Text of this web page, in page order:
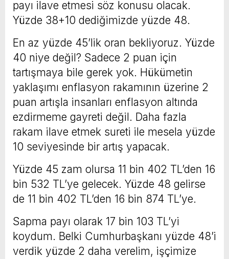
payı ilave etmesi söz konusu olacak.
Yüzde 38+10 dediğimizde yüzde 48.
En az yüzde 45’lik oran bekliyoruz. Yüzde
40 niye değil? Sadece 2 puan için
tartışmaya bile gerek yok. Hükümetin
yaklaşımı enflasyon rakamının üzerine 2
puan artışla insanları enflasyon altında
ezdirmeme gayreti değil. Daha fazla
rakam ilave etmek sureti ile mesela yüzde
10 seviyesinde bir artış yapacak.
Yüzde 45 zam olursa 11 bin 402 TL’den 16
bin 532 TL’ye gelecek. Yüzde 48 gelirse
de 11 bin 402 TL’den 16 bin 874 TL’ye.
Sapma payı olarak 17 bin 103 TL’yi
koydum. Belki Cumhurbaşkanı yüzde 48’i
verdik yüzde 2 daha verelim, işçimize